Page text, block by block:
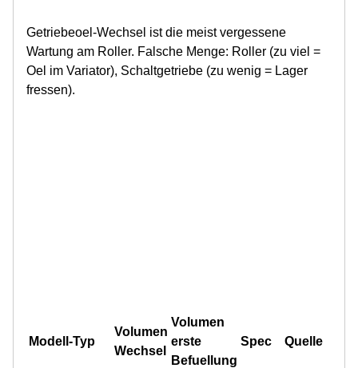
Getriebeoel-Wechsel ist die meist vergessene
Wartung am Roller. Falsche Menge: Roller (zu viel =
Oel im Variator), Schaltgetriebe (zu wenig = Lager
fressen).
Modell-Typ
Volumen
Wechsel
Volumen
erste
Befuellung
Spec Quelle